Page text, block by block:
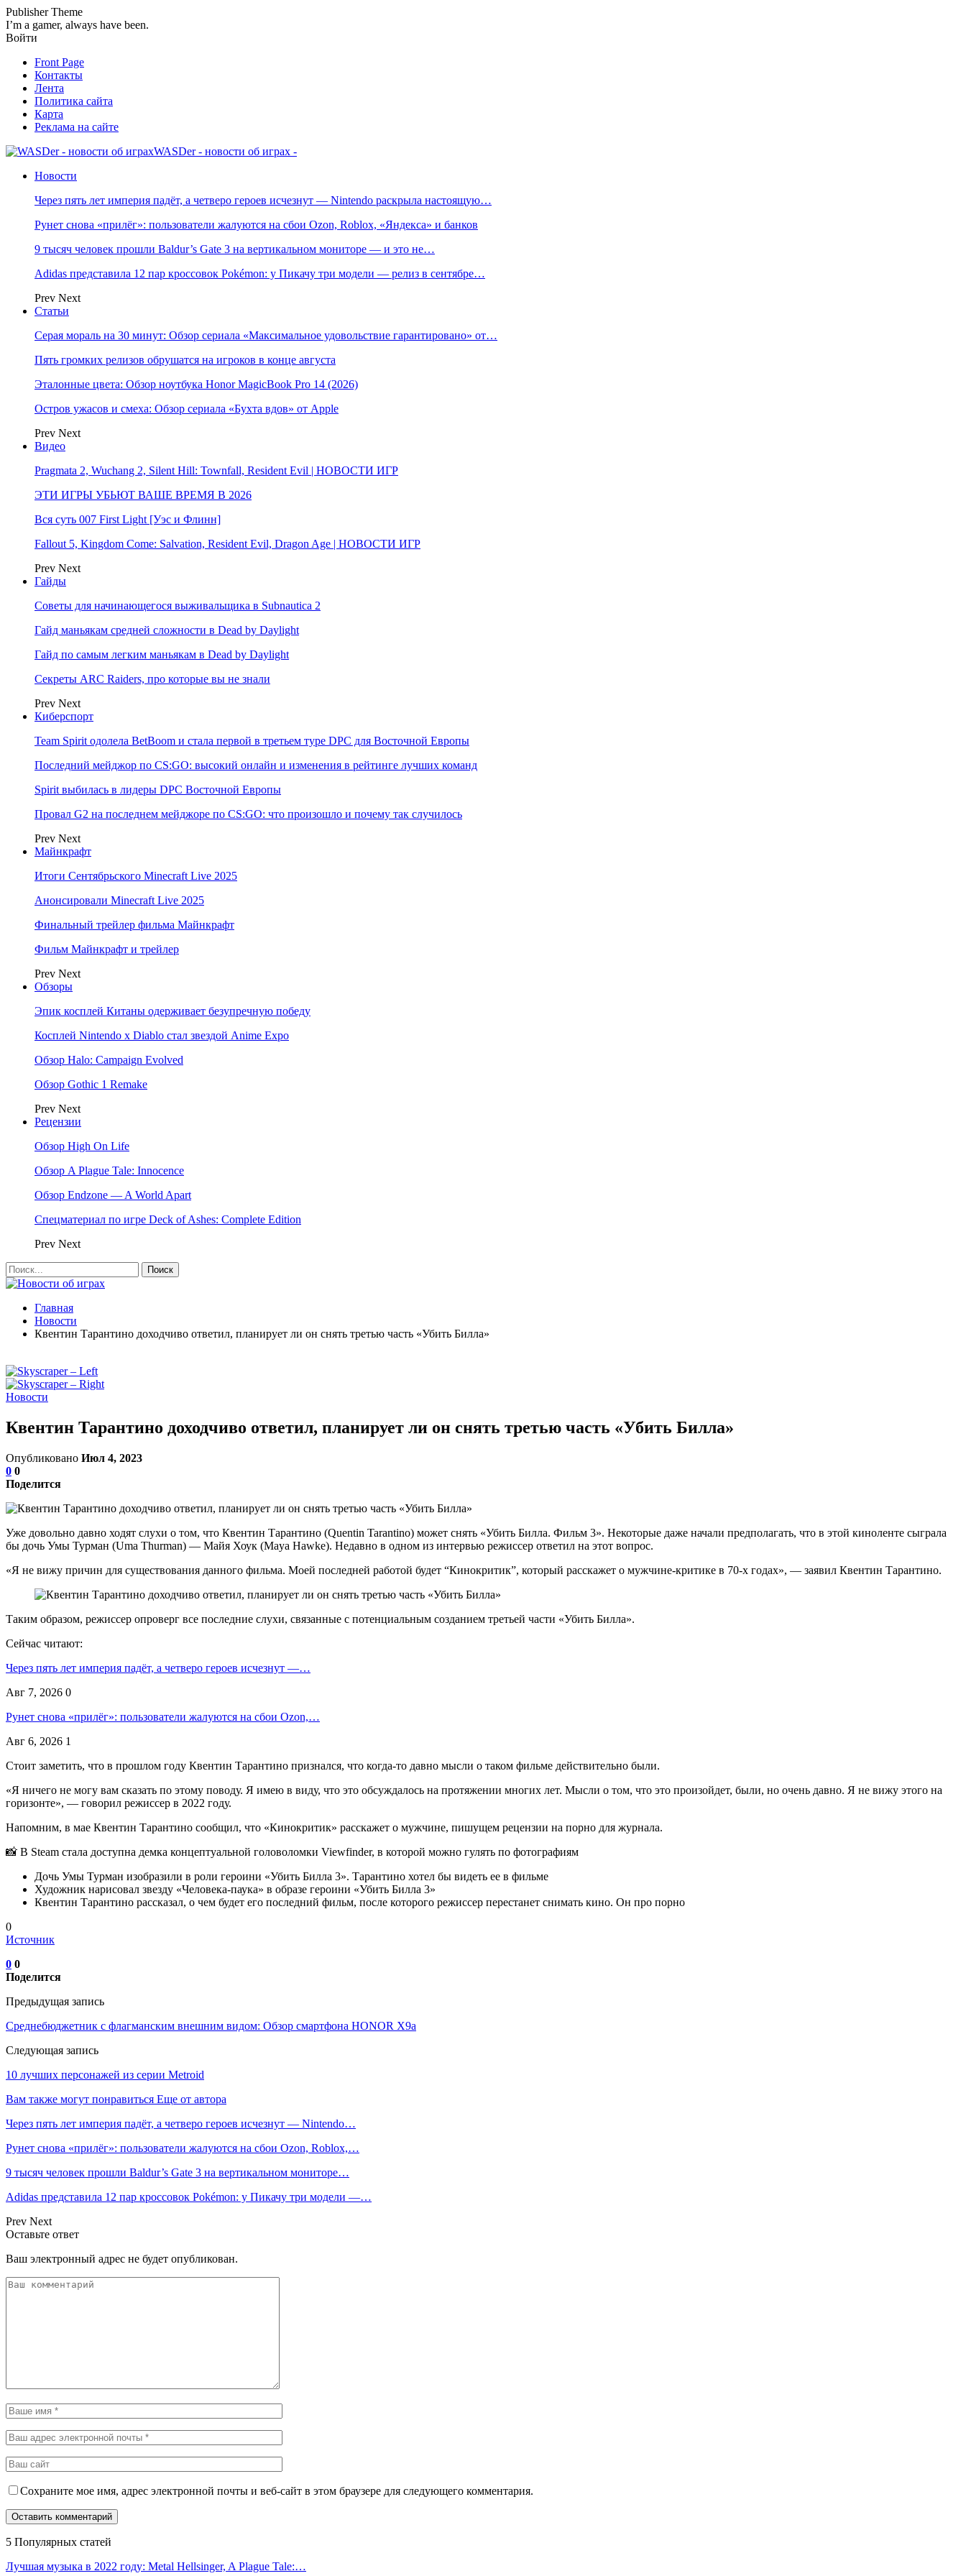
Publisher Theme
I’m a gamer, always have been.
Войти
Front Page
Контакты
Лента
Политика сайта
Карта
Реклама на сайте
WASDer - новости об играх -
Новости
Через пять лет империя падёт, а четверо героев исчезнут — Nintendo раскрыла настоящую…
Рунет снова «прилёг»: пользователи жалуются на сбои Ozon, Roblox, «Яндекса» и банков
9 тысяч человек прошли Baldur’s Gate 3 на вертикальном мониторе — и это не…
Adidas представила 12 пар кроссовок Pokémon: у Пикачу три модели — релиз в сентябре…
Prev Next
Статьи
Серая мораль на 30 минут: Обзор сериала «Максимальное удовольствие гарантировано» от…
Пять громких релизов обрушатся на игроков в конце августа
Эталонные цвета: Обзор ноутбука Honor MagicBook Pro 14 (2026)
Остров ужасов и смеха: Обзор сериала «Бухта вдов» от Apple
Prev Next
Видео
Pragmata 2, Wuchang 2, Silent Hill: Townfall, Resident Evil | НОВОСТИ ИГР
ЭТИ ИГРЫ УБЬЮТ ВАШЕ ВРЕМЯ В 2026
Вся суть 007 First Light [Уэс и Флинн]
Fallout 5, Kingdom Come: Salvation, Resident Evil, Dragon Age | НОВОСТИ ИГР
Prev Next
Гайды
Советы для начинающегося выживальщика в Subnautica 2
Гайд маньякам средней сложности в Dead by Daylight
Гайд по самым легким маньякам в Dead by Daylight
Секреты ARC Raiders, про которые вы не знали
Prev Next
Киберспорт
Team Spirit одолела BetBoom и стала первой в третьем туре DPC для Восточной Европы
Последний мейджор по CS:GO: высокий онлайн и изменения в рейтинге лучших команд
Spirit выбилась в лидеры DPC Восточной Европы
Провал G2 на последнем мейджоре по CS:GO: что произошло и почему так случилось
Prev Next
Майнкрафт
Итоги Сентябрьского Minecraft Live 2025
Анонсировали Minecraft Live 2025
Финальный трейлер фильма Майнкрафт
Фильм Майнкрафт и трейлер
Prev Next
Обзоры
Эпик косплей Китаны одерживает безупречную победу
Косплей Nintendo x Diablo стал звездой Anime Expo
Обзор Halo: Campaign Evolved
Обзор Gothic 1 Remake
Prev Next
Рецензии
Обзор High On Life
Обзор A Plague Tale: Innocence
Обзор Endzone — A World Apart
Спецматериал по игре Deck of Ashes: Complete Edition
Prev Next
Главная
Новости
Квентин Тарантино доходчиво ответил, планирует ли он снять третью часть «Убить Билла»
Новости
Квентин Тарантино доходчиво ответил, планирует ли он снять третью часть «Убить Билла»
Опубликовано Июл 4, 2023
0 0
Поделится
Уже довольно давно ходят слухи о том, что Квентин Тарантино (Quentin Tarantino) может снять «Убить Билла. Фильм 3». Некоторые даже начали предполагать, что в этой киноленте сыграла
бы дочь Умы Турман (Uma Thurman) — Майя Хоук (Maya Hawke). Недавно в одном из интервью режиссер ответил на этот вопрос.
«Я не вижу причин для существования данного фильма. Моей последней работой будет “Кинокритик”, который расскажет о мужчине-критике в 70-х годах», — заявил Квентин Тарантино.
Таким образом, режиссер опроверг все последние слухи, связанные с потенциальным созданием третьей части «Убить Билла».
Сейчас читают:
Через пять лет империя падёт, а четверо героев исчезнут —…
Авг 7, 2026 0
Рунет снова «прилёг»: пользователи жалуются на сбои Ozon,…
Авг 6, 2026 1
Стоит заметить, что в прошлом году Квентин Тарантино признался, что когда-то давно мысли о таком фильме действительно были.
«Я ничего не могу вам сказать по этому поводу. Я имею в виду, что это обсуждалось на протяжении многих лет. Мысли о том, что это произойдет, были, но очень давно. Я не вижу этого на
горизонте», — говорил режиссер в 2022 году.
Напомним, в мае Квентин Тарантино сообщил, что «Кинокритик» расскажет о мужчине, пишущем рецензии на порно для журнала.
📸 В Steam стала доступна демка концептуальной головоломки Viewfinder, в которой можно гулять по фотографиям
Дочь Умы Турман изобразили в роли героини «Убить Билла 3». Тарантино хотел бы видеть ее в фильме
Художник нарисовал звезду «Человека-паука» в образе героини «Убить Билла 3»
Квентин Тарантино рассказал, о чем будет его последний фильм, после которого режиссер перестанет снимать кино. Он про порно
0
Источник
0 0
Поделится
Предыдущая запись
Среднебюджетник с флагманским внешним видом: Обзор смартфона HONOR X9a
Следующая запись
10 лучших персонажей из серии Metroid
Вам также могут понравиться Еще от автора
Через пять лет империя падёт, а четверо героев исчезнут — Nintendo…
Рунет снова «прилёг»: пользователи жалуются на сбои Ozon, Roblox,…
9 тысяч человек прошли Baldur’s Gate 3 на вертикальном мониторе…
Adidas представила 12 пар кроссовок Pokémon: у Пикачу три модели —…
Prev Next
Оставьте ответ
Ваш электронный адрес не будет опубликован.
Сохраните мое имя, адрес электронной почты и веб-сайт в этом браузере для следующего комментария.
5 Популярных статей
Лучшая музыка в 2022 году: Metal Hellsinger, A Plague Tale:…